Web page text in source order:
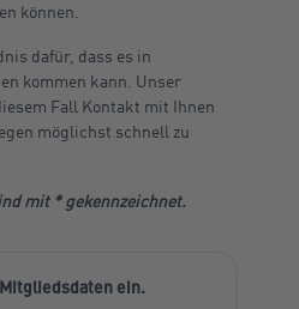
können.
dafür, dass es in
kommen kann. Unser
Fall Kontakt mit Ihnen
möglichst schnell zu
mit * gekennzeichnet.
ein.